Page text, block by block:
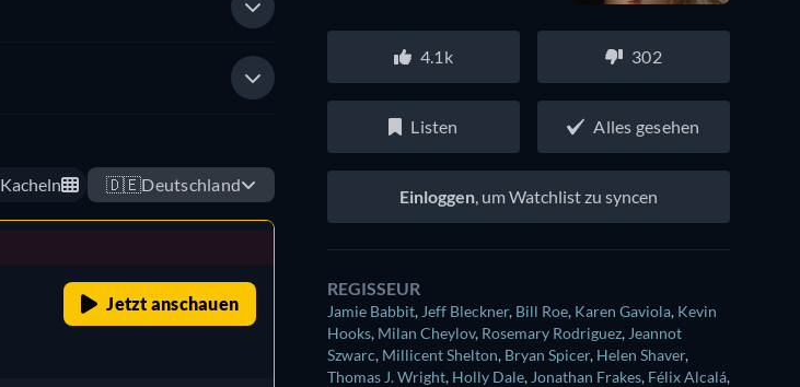
Kacheln 🇩🇪Deutschland
Jetzt anschauen
4.1k 302
Listen Alles gesehen
Einloggen, um Watchlist zu syncen
REGISSEUR
Jamie Babbit, Jeff Bleckner, Bill Roe, Karen Gaviola, Kevin
Hooks, Milan Cheylov, Rosemary Rodriguez, Jeannot
Szwarc, Millicent Shelton, Bryan Spicer, Helen Shaver,
Thomas J. Wright, Holly Dale, Jonathan Frakes, Félix Alcalá,